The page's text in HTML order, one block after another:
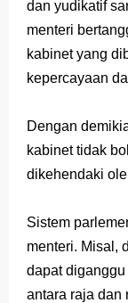
dan yudikatif
menteri
kabinet yang
kepercayaan
Dengan
kabinet tidak
dikehendaki
Sistem
menteri. Misal,
dapat
antara raja dan